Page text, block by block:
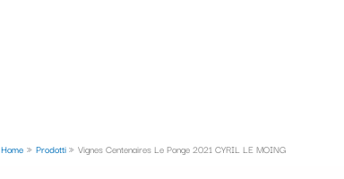
Home Prodotti Vignes Centenaires Le Ponge 2021 CYRIL LE MOING